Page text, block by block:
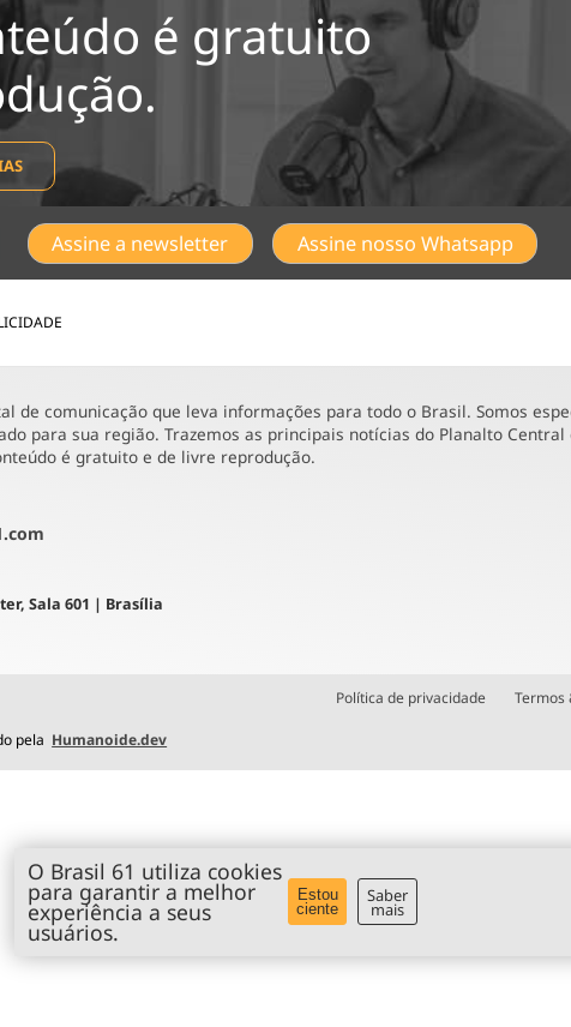
é gratuito
Assine a newsletter Assine nosso Whatsapp
de comunicação que leva informações para todo o Brasil. Somos
para sua região. Trazemos as principais notícias do Planalto
é gratuito e de livre reprodução.
Sala 601 | Brasília
Política de privacidade Termos
pela Humanoide.dev
O Brasil 61 utiliza cookies
para garantir a melhor
experiência a seus
usuários.
Estou
ciente
Saber
mais